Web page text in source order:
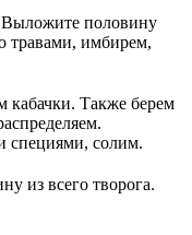
Выложите половину
травами, имбирем,
кабачки. Также берем
специями, солим.
из всего творога.